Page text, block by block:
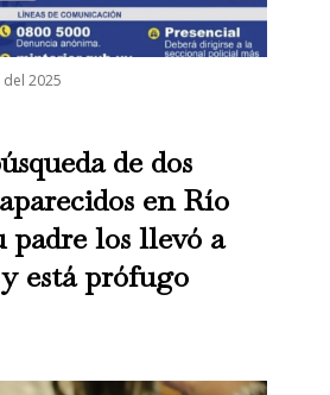
2025
de dos
en Río
padre los llevó a
está prófugo